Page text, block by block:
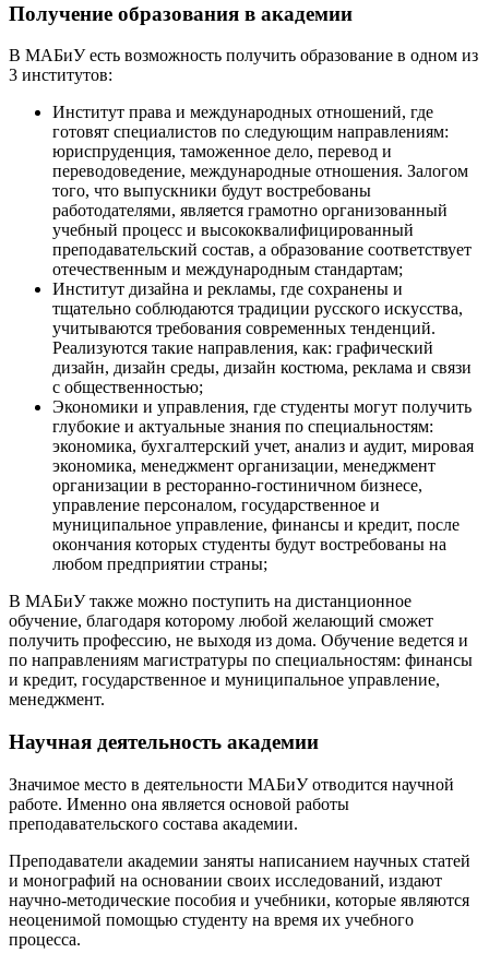
Получение образования в академии
В МАБиУ есть возможность получить образование в одном из
3 институтов:
Институт права и международных отношений, где
готовят специалистов по следующим направлениям:
юриспруденция, таможенное дело, перевод и
переводоведение, международные отношения. Залогом
того, что выпускники будут востребованы
работодателями, является грамотно организованный
учебный процесс и высококвалифицированный
преподавательский состав, а образование соответствует
отечественным и международным стандартам;
Институт дизайна и рекламы, где сохранены и
тщательно соблюдаются традиции русского искусства,
учитываются требования современных тенденций.
Реализуются такие направления, как: графический
дизайн, дизайн среды, дизайн костюма, реклама и связи
с общественностью;
Экономики и управления, где студенты могут получить
глубокие и актуальные знания по специальностям:
экономика, бухгалтерский учет, анализ и аудит, мировая
экономика, менеджмент организации, менеджмент
организации в ресторанно-гостиничном бизнесе,
управление персоналом, государственное и
муниципальное управление, финансы и кредит, после
окончания которых студенты будут востребованы на
любом предприятии страны;
В МАБиУ также можно поступить на дистанционное
обучение, благодаря которому любой желающий сможет
получить профессию, не выходя из дома. Обучение ведется и
по направлениям магистратуры по специальностям: финансы
и кредит, государственное и муниципальное управление,
менеджмент.
Научная деятельность академии
Значимое место в деятельности МАБиУ отводится научной
работе. Именно она является основой работы
преподавательского состава академии.
Преподаватели академии заняты написанием научных статей
и монографий на основании своих исследований, издают
научно-методические пособия и учебники, которые являются
неоценимой помощью студенту на время их учебного
процесса.